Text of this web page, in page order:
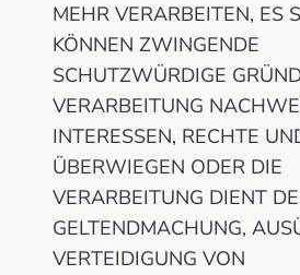
MEHR VERARBEITEN, ES
KÖNNEN ZWINGENDE
SCHUTZWÜRDIGE
VERARBEITUNG
INTERESSEN, RECHTE
ÜBERWIEGEN ODER DIE
VERARBEITUNG DIENT
GELTENDMACHUNG,
VERTEIDIGUNG VON